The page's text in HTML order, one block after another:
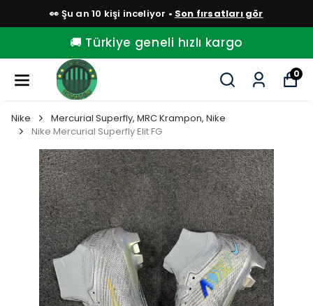
🚚 Türkiye geneli hızlı kargo
0
Nike
Mercurial Superfly, MRC Krampon, Nike
Nike Mercurial Superfly Elit FG
👀 Şu an 10 kişi inceliyor • Son fırsatları gör